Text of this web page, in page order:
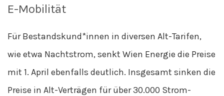
E-Mobilität
Für Bestandskund*innen in diversen Alt-Tarifen,
wie etwa Nachtstrom, senkt Wien Energie die Preise
mit 1. April ebenfalls deutlich. Insgesamt sinken die
Preise in Alt-Verträgen für über 30.000 Strom-